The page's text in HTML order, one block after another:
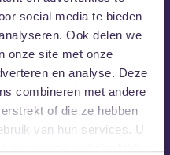
social media te bieden
Ook delen we
onze site met onze
en analyse. Deze
combineren met andere
of die ze hebben
van hun services. U
Kalf
maart 2026
Blog: High